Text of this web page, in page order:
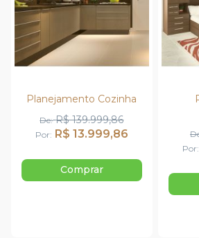
Planejamento Cozinha
Por R$ 13.999,86
De R$ 139.999,86
Comprar
Por